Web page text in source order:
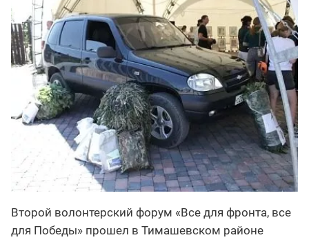
Второй волонтерский форум «Все для фронта, все
для Победы» прошел в Тимашевском районе